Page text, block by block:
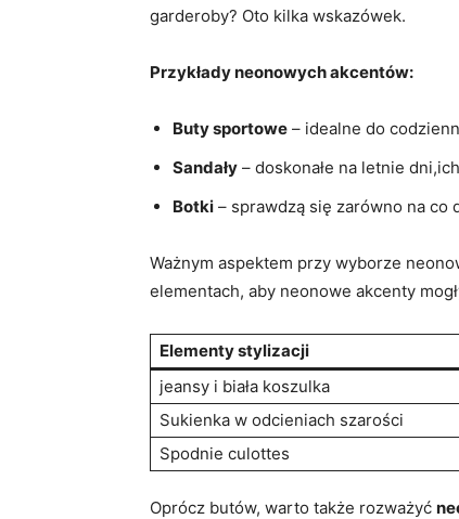
garderoby? Oto kilka wskazówek.
Przykłady neonowych ‍akcentów:
Buty sportowe – idealne ⁢do‌
Sandały ⁤– doskonałe na letnie
Botki –⁣ sprawdzą się zarówno⁢ na co
Ważnym ⁢aspektem przy wyborze
elementach, ​aby neonowe akcenty
Elementy stylizacji
jeansy ‍i biała⁤ koszulka
Sukienka ⁣w odcieniach szarości
Spodnie culottes
Oprócz butów, warto także rozważyć